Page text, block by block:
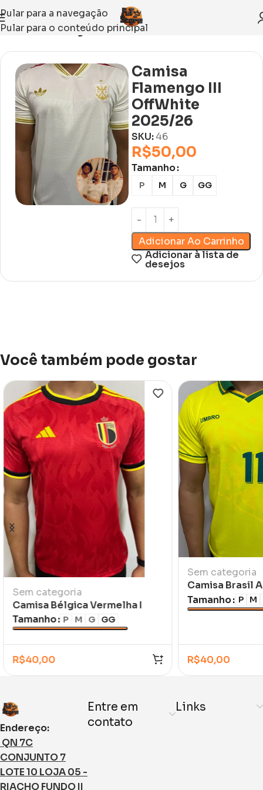
Pular para a navegação
Pular para o conteúdo principal
Início Sem categoria
Camisa
Flamengo III
OffWhite
2025/26
SKU:46
R$50,00
Tamanho
P M G GG
Adicionar Ao Carrinho
Adicionar à lista de
desejos
Você também pode gostar
Sem categoria
Camisa Bélgica Vermelha I
2026/27
Tamanho P M G GG
R$40,00
Sem categoria
Camisa Brasil
Romário 1994
Tamanho P M
R$40,00
Endereço:
QN 7C
CONJUNTO 7
LOTE 10 LOJA 05 -
RIACHO FUNDO II
Entre em
contato
Links